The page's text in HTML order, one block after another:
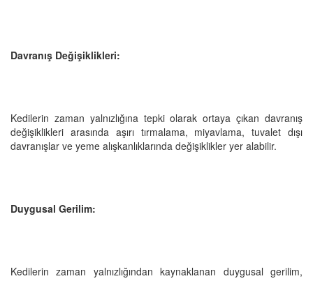
Davranış Değişiklikleri:
Kedilerin zaman yalnızlığına tepki olarak ortaya çıkan davranış
değişiklikleri arasında aşırı tırmalama, miyavlama, tuvalet dışı
davranışlar ve yeme alışkanlıklarında değişiklikler yer alabilir.
Duygusal Gerilim:
Kedilerin zaman yalnızlığından kaynaklanan duygusal gerilim,